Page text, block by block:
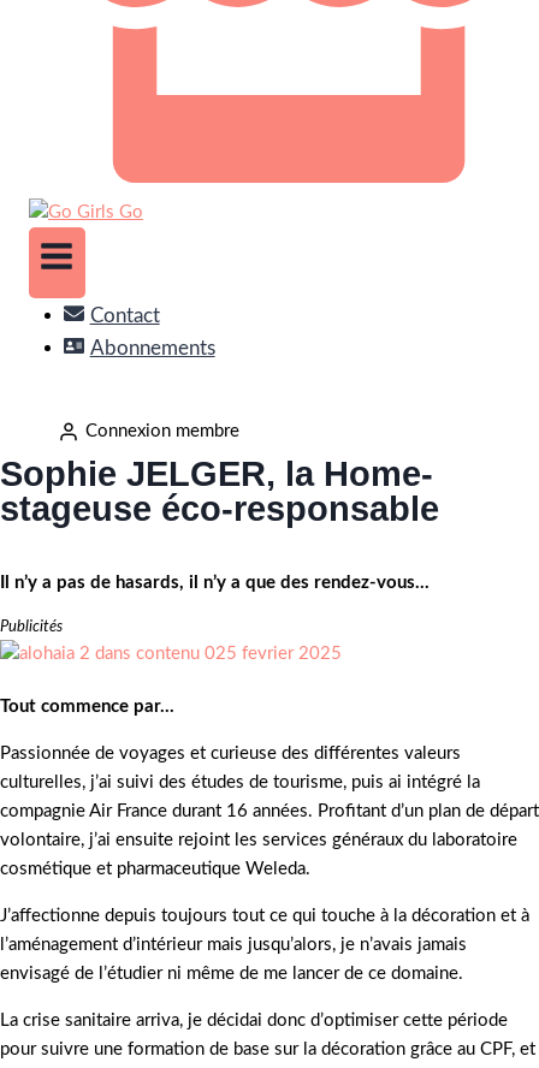
Contact
Abonnements
Connexion membre
Sophie JELGER, la Home-
stageuse éco-responsable
Il n’y a pas de hasards, il n’y a que des rendez-vous…
Publicités
Tout commence par…
Passionnée de voyages et curieuse des différentes valeurs
culturelles, j’ai suivi des études de tourisme, puis ai intégré la
compagnie Air France durant 16 années. Profitant d’un plan de départ
volontaire, j’ai ensuite rejoint les services généraux du laboratoire
cosmétique et pharmaceutique Weleda.
J’affectionne depuis toujours tout ce qui touche à la décoration et à
l’aménagement d’intérieur mais jusqu’alors, je n’avais jamais
envisagé de l’étudier ni même de me lancer de ce domaine.
La crise sanitaire arriva, je décidai donc d’optimiser cette période
pour suivre une formation de base sur la décoration grâce au CPF, et